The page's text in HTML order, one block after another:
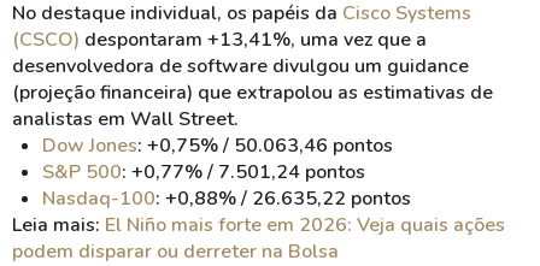
No destaque individual, os papéis da Cisco Systems
(CSCO) despontaram +13,41%, uma vez que a
desenvolvedora de software divulgou um guidance
(projeção financeira) que extrapolou as estimativas de
analistas em Wall Street.
Dow Jones: +0,75% / 50.063,46 pontos
S&P 500: +0,77% / 7.501,24 pontos
Nasdaq-100: +0,88% / 26.635,22 pontos
Leia mais: El Niño mais forte em 2026: Veja quais ações
podem disparar ou derreter na Bolsa